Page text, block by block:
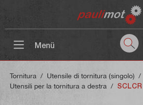
Menü
Tornitura / Utensile di tornitura (singolo) /
Utensili per la tornitura a destra / SCLCR